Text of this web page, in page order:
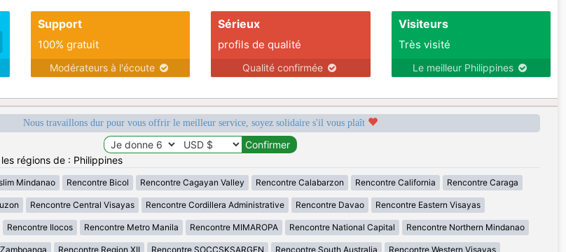
Support
100% gratuit
Modérateurs à l'écoute
Sérieux
profils de qualité
Qualité confirmée
Visiteurs
Très visité
Le meilleur Philippines
Nous travaillons dur pour vous offrir le meilleur service, soyez solidaire s'il vous plaît
régions de : Philippines
Mindanao Rencontre Bicol Rencontre Cagayan Valley Rencontre Calabarzon Rencontre California Rencontre Caraga
Rencontre Central Visayas Rencontre Cordillera Administrative Rencontre Davao Rencontre Eastern Visayas
Rencontre Ilocos Rencontre Metro Manila Rencontre MIMAROPA Rencontre National Capital Rencontre Northern Mindanao
Rencontre Region XII Rencontre SOCCSKSARGEN Rencontre South Australia Rencontre Western Visayas